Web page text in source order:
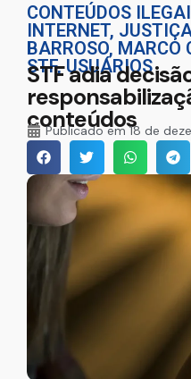
CONTEÚDOS
INTERNET,
BARROSO, MARCO
STF,USUÁRIOS
STF adia
conteúdos
Publicado em18 de